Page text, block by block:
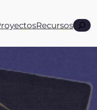
RecursosBuscar